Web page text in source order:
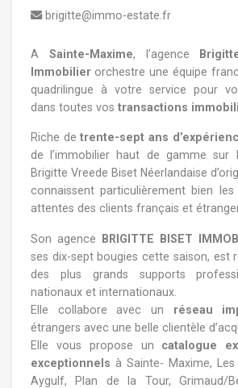
brigitte@immo-estate.fr
A Sainte-Maxime, l’agence
Immobilierorchestre une équipe
quadrilingue à votre service pour
dans toutes vos transactions
Riche detrente-sept ans
de l’immobilier haut de gamme sur
Brigitte Vreede Biset Néerlandaise
connaissent particulièrement bien
attentes des clients français et
Son agence BRIGITTE BISET
ses dix-sept bougies cette saison, est
des plus grands supports
nationaux et internationaux.
Elle collabore avec un réseau
étrangers avec une belle clientèle
Elle vous propose un catalogue
exceptionnels à Sainte- Maxime,
Aygulf, Plan de la Tour, Grimaud/